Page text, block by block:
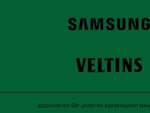
Abonnieren Sie unseren kostenlosen